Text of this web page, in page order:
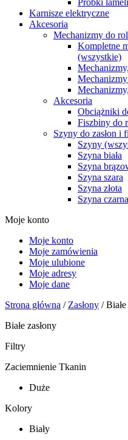
Próbki
Karnisze elektryczne
Akcesoria
Mechanizmy do
Kompletne
(wszystkie)
Akcesoria
Obciążniki
Fiszbiny do
Szyny do zasłon i
Szyny
Szyna biała
Szyna
Szyna szara
Szyna złota
Szyna czarna
Moje konto
Moje konto
Moje zamówienia
Moje ulubione
Moje adresy
Moje dane
Strona główna / Zasłony /
Białe zasłony
Filtry
Zaciemnienie Tkanin
Duże
Kolory
Biały